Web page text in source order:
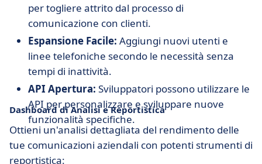
per togliere attrito dal processo di
comunicazione con clienti.
Espansione Facile: Aggiungi nuovi utenti e
linee telefoniche secondo le necessità senza
tempi di inattività.
API Apertura: Sviluppatori possono utilizzare le
API per personalizzare e sviluppare nuove
funzionalità specifiche.
Dashboard di Analisi e Reportistica
Ottieni un'analisi dettagliata del rendimento delle
tue comunicazioni aziendali con potenti strumenti di
reportistica: